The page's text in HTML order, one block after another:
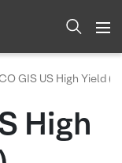
GIS US High Yield (E)
High